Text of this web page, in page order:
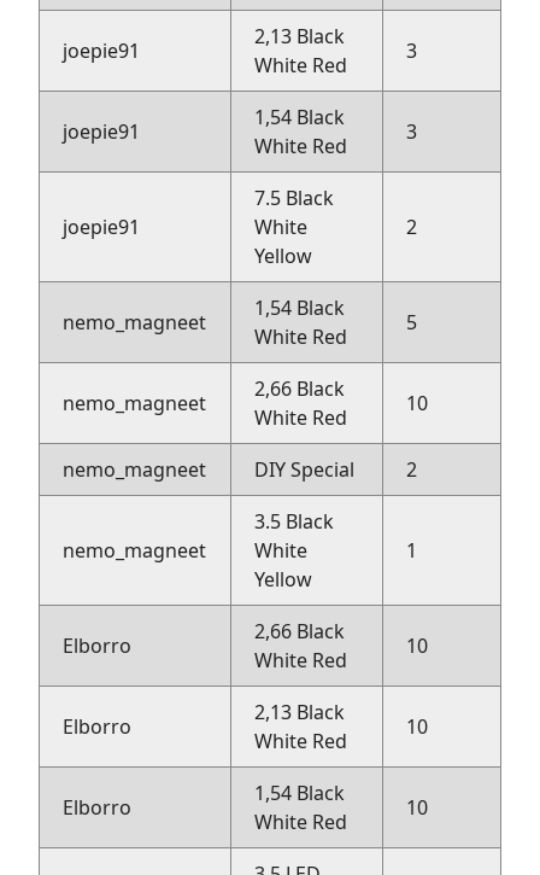
joepie91
2,13 Black
White Red
3
joepie91
1,54 Black
White Red
3
joepie91
7.5 Black
White
Yellow
2
nemo_magneet
1,54 Black
White Red
5
nemo_magneet
2,66 Black
White Red
10
nemo_magneet DIY Special 2
nemo_magneet
3.5 Black
White
Yellow
1
Elborro
2,66 Black
White Red
10
Elborro
2,13 Black
White Red
10
Elborro
1,54 Black
White Red
10